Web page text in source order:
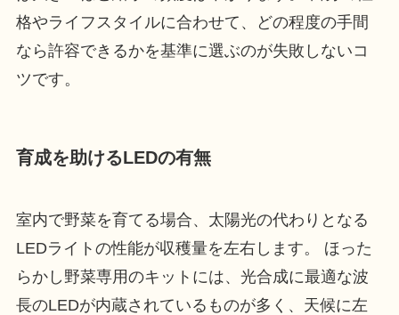
格やライフスタイルに合わせて、どの程度の手間
なら許容できるかを基準に選ぶのが失敗しないコ
ツです。
育成を助けるLEDの有無
室内で野菜を育てる場合、太陽光の代わりとなる
LEDライトの性能が収穫量を左右します。 ほった
らかし野菜専用のキットには、光合成に最適な波
長のLEDが内蔵されているものが多く、天候に左